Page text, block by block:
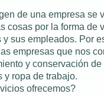
de una empresa se
cosas por la forma de
y sus empleados. Por
empresas que nos
y conservación de
y ropa de trabajo.
ofrecemos?